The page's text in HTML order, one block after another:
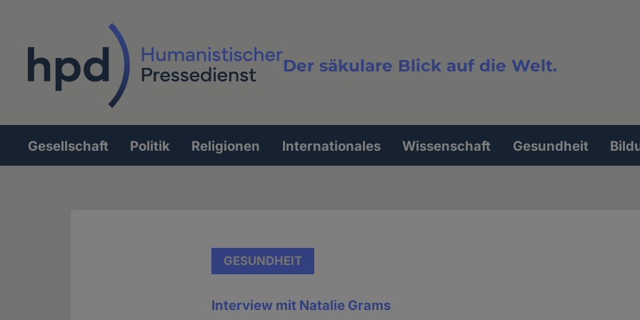
Der säkulare Blick auf die Welt.
Volltextsuche
Hauptnavigation
Gesellschaft Politik Religionen Internationales Wissenschaft Gesundheit
GESUNDHEIT
Interview mit Natalie Grams